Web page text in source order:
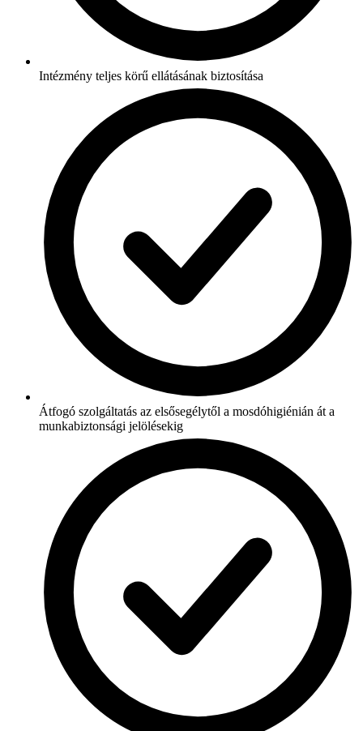
Intézmény teljes körű ellátásának biztosítása
Átfogó szolgáltatás az elsősegélytől a mosdóhigiénián át a
munkabiztonsági jelölésekig